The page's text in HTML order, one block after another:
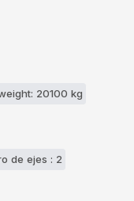
20100 kg
de ejes : 2